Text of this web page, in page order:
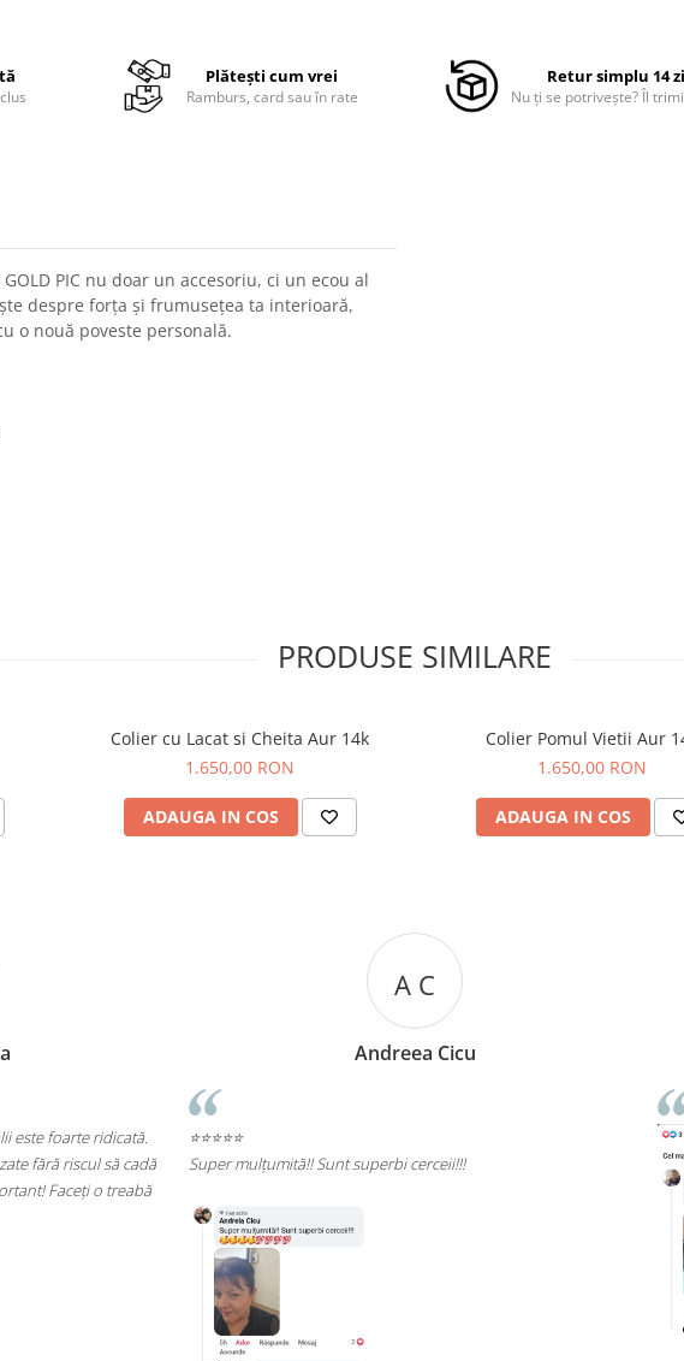
Plătești cum vrei
Ramburs, card sau în rate
Retur simplu 14
Nu ți se potrivește? Îl
PIC nu doar un accesoriu, ci un ecou al
despre forța și frumusețea ta interioară,
o nouă poveste personală.
PRODUSE SIMILARE
Colier cu Lacat si Cheita Aur 14k
1.650,00 RON
ADAUGA IN COS
Colier Pomul Vietii Aur
1.650,00 RON
ADAUGA IN COS
R R
Rizea Ramona